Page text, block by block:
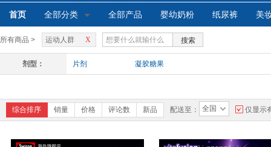
首页 全部分类 全部产品 婴幼奶粉 纸尿裤 美
所有商品 > X
运动人群 搜索
剂型： 片剂 凝胶糖果
综合排序 销量 价格 评论数 新品 配送至： 全国 仅显示